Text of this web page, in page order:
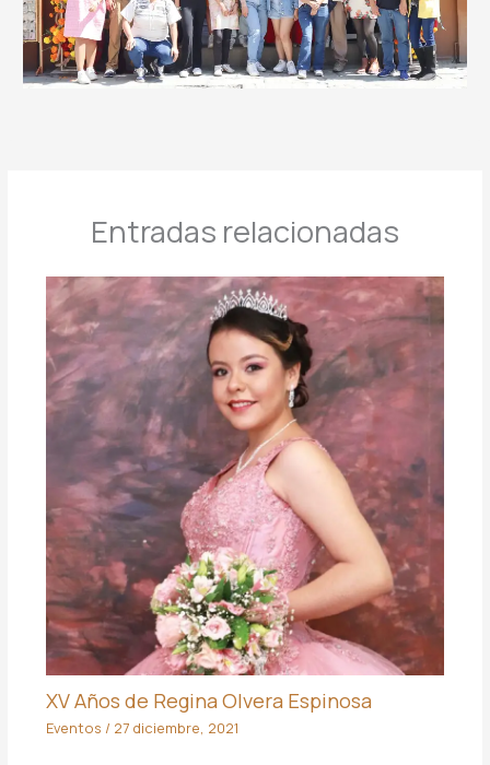
Entradas relacionadas
XV Años de Regina Olvera Espinosa
Eventos / 27 diciembre, 2021